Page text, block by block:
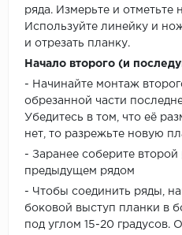
ряда. Измерьте и
Используйте линейку и
и отрезать планку.
Начало второго (и
- Начинайте монтаж
обрезанной части
Убедитесь в том, что её
нет, то разрежьте новую
- Заранее соберите
предыдущем рядом
- Чтобы соединить ряды,
боковой выступ планки в
под углом 15-20 градусов.